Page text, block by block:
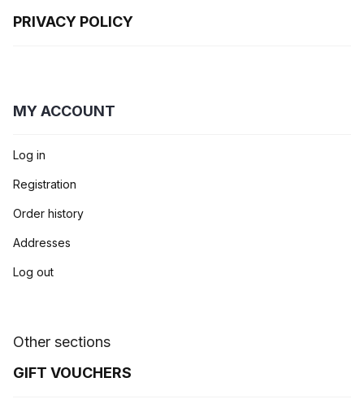
PRIVACY POLICY
MY ACCOUNT
Log in
Registration
Order history
Addresses
Log out
Other sections
GIFT VOUCHERS